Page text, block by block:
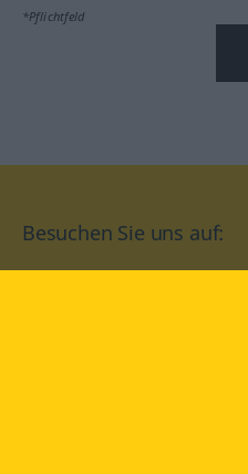
*Pflichtfeld
Besuchen Sie uns auf: